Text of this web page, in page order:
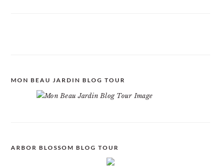
MON BEAU JARDIN BLOG TOUR
ARBOR BLOSSOM BLOG TOUR